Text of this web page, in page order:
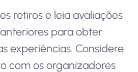
retiros e leia avaliações
para obter
experiências. Considere
com os organizadores